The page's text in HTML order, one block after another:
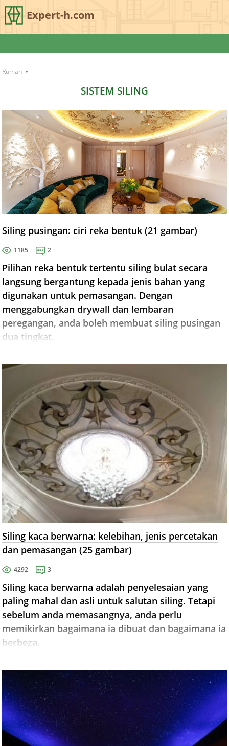
Expert-h.com
Rumah
SISTEM SILING
Siling pusingan: ciri reka bentuk (21 gambar)
1185 2
Pilihan reka bentuk tertentu siling bulat secara
langsung bergantung kepada jenis bahan yang
digunakan untuk pemasangan. Dengan
menggabungkan drywall dan lembaran
peregangan, anda boleh membuat siling pusingan
dua tingkat.
Siling kaca berwarna: kelebihan, jenis percetakan
dan pemasangan (25 gambar)
4292 3
Siling kaca berwarna adalah penyelesaian yang
paling mahal dan asli untuk salutan siling. Tetapi
sebelum anda memasangnya, anda perlu
memikirkan bagaimana ia dibuat dan bagaimana ia
berbeza.